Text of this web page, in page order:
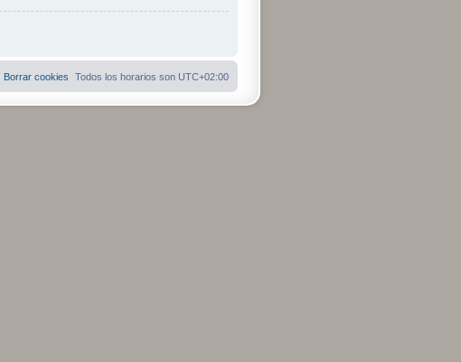
Todos los horarios son UTC+02:00
Borrar cookies